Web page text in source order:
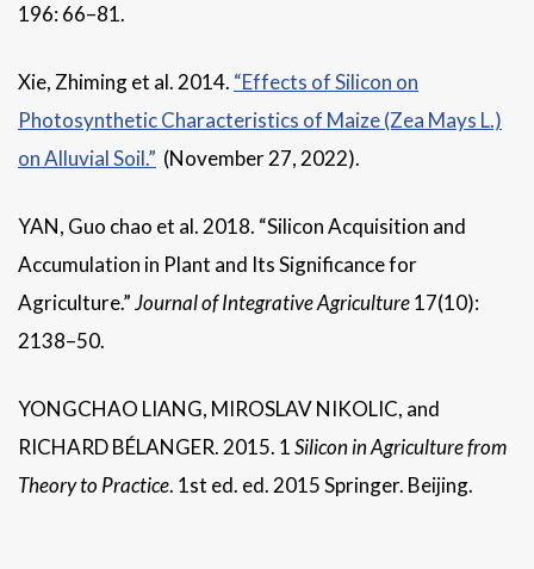
196: 66–81.
Xie, Zhiming et al. 2014. “Effects of Silicon on
Photosynthetic Characteristics of Maize (Zea Mays L.)
on Alluvial Soil.” (November 27, 2022).
YAN, Guo chao et al. 2018. “Silicon Acquisition and
Accumulation in Plant and Its Significance for
Agriculture.”Journal of Integrative Agriculture17(10):
2138–50.
YONGCHAO LIANG, MIROSLAV NIKOLIC, and
RICHARD BÉLANGER. 2015. 1Silicon in Agriculture from
Theory to Practice. 1st ed. ed. 2015 Springer. Beijing.